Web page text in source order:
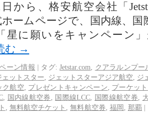
日から、格安航空会社「
ームページで、国内線、国
星に願いをキャンペーン
む →
ーン情報 | タグ: Jetstar.com
クアラルンプー
ェットスター ジェットスターアジア航空
ジ
ク航空
プレゼントキャンペーン プーケット
国内線航空券 国際線LCC 国際線航空券
無料航空チケット ,無料航空券 福岡 那覇 |